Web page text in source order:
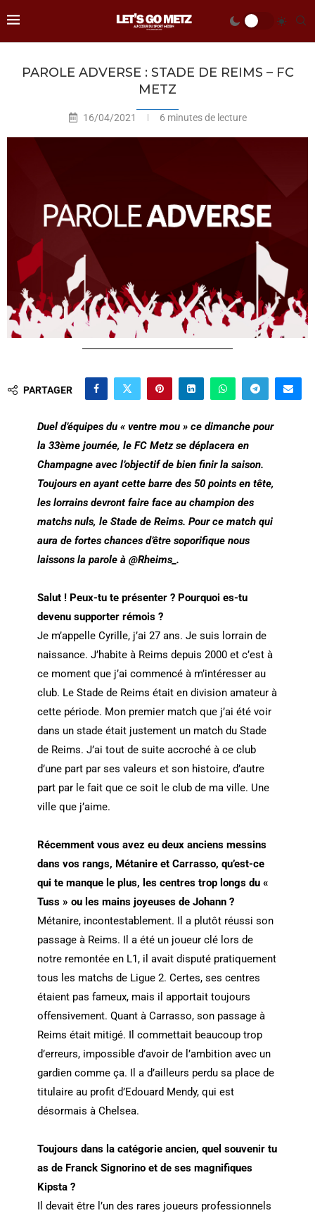
PAROLE ADVERSE : STADE DE REIMS – FC
METZ
16/04/2021 6 minutes de lecture
PARTAGER
Duel d’équipes du « ventre mou » ce dimanche pour
la 33ème journée, le FC Metz se déplacera en
Champagne avec l’objectif de bien finir la saison.
Toujours en ayant cette barre des 50 points en tête,
les lorrains devront faire face au champion des
matchs nuls, le Stade de Reims. Pour ce match qui
aura de fortes chances d’être soporifique nous
laissons la parole à @Rheims_.
Salut ! Peux-tu te présenter ? Pourquoi es-tu
devenu supporter rémois ?
Je m’appelle Cyrille, j’ai 27 ans. Je suis lorrain de
naissance. J’habite à Reims depuis 2000 et c’est à
ce moment que j’ai commencé à m’intéresser au
club. Le Stade de Reims était en division amateur à
cette période. Mon premier match que j’ai été voir
dans un stade était justement un match du Stade
de Reims. J’ai tout de suite accroché à ce club
d’une part par ses valeurs et son histoire, d’autre
part par le fait que ce soit le club de ma ville. Une
ville que j’aime.
Récemment vous avez eu deux anciens messins
dans vos rangs, Métanire et Carrasso, qu’est-ce
qui te manque le plus, les centres trop longs du «
Tuss » ou les mains joyeuses de Johann ?
Métanire, incontestablement. Il a plutôt réussi son
passage à Reims. Il a été un joueur clé lors de
notre remontée en L1, il avait disputé pratiquement
tous les matchs de Ligue 2. Certes, ses centres
étaient pas fameux, mais il apportait toujours
offensivement. Quant à Carrasso, son passage à
Reims était mitigé. Il commettait beaucoup trop
d’erreurs, impossible d’avoir de l’ambition avec un
gardien comme ça. Il a d’ailleurs perdu sa place de
titulaire au profit d’Edouard Mendy, qui est
désormais à Chelsea.
Toujours dans la catégorie ancien, quel souvenir tu
as de Franck Signorino et de ses magnifiques
Kipsta ?
Il devait être l’un des rares joueurs professionnels